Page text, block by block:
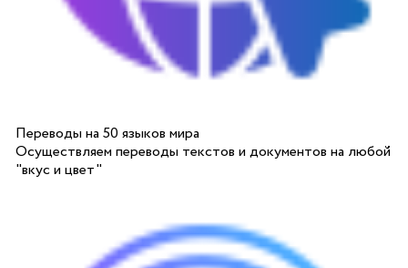
Переводы на 50 языков мира
Осуществляем переводы текстов и документов на любой
"вкус и цвет"